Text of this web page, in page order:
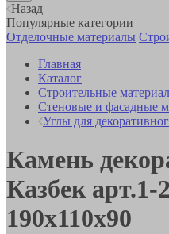
Назад
Популярные категории
Отделочные материалы
Главная
Каталог
Строительные
Стеновые и фасадные
Углы для
Камень
Казбек арт.1-
190х110х90